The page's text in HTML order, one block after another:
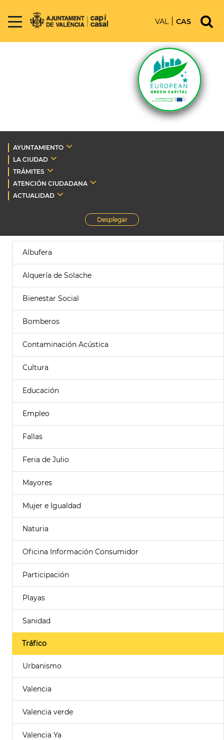
VAL CAS
AYUNTAMIENTO
LA CIUDAD
TRÁMITES
ATENCIÓN CIUDADANA
ACTUALIDAD
Desplegar
Albufera
Alquería de Solache
Bienestar Social
Bomberos
Contaminación Acústica
Cultura
Educación
Empleo
Fallas
Feria de Julio
Mayores
Mujer e Igualdad
Naturia
Oficina Información Consumidor
Participación
Playas
Sanidad
Tráfico
Urbanismo
Valencia
Valencia verde
Valencia Ya